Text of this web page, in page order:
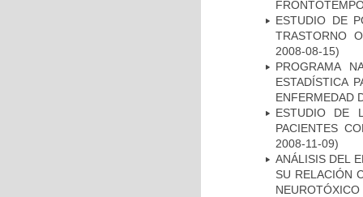
ESTUDIO DE
TRASTORNO
2008-08-15)
PROGRAMA
ESTADÍSTICA
ENFERMEDAD
ESTUDIO DE
PACIENTES
2008-11-09)
ANÁLISIS DEL
SU RELACIÓN
NEUROTÓXICO